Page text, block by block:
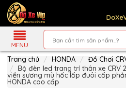
MENU
Giới
Thiệu
Sản
Phẩm
Hướng
Trang chủ HONDA
Đồ Chơi
Bộ đèn led trang trí thân xe CRV
viền sương mù hốc lốp đuôi cốp
HONDA cao cấp